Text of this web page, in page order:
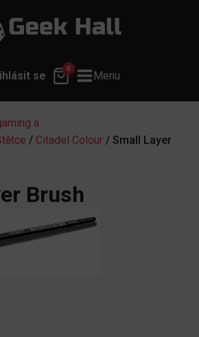
se
0
Menu
a
/ Citadel Colour / Small Layer
Brush